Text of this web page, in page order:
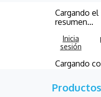
Cargando el
resumen…
Cargando